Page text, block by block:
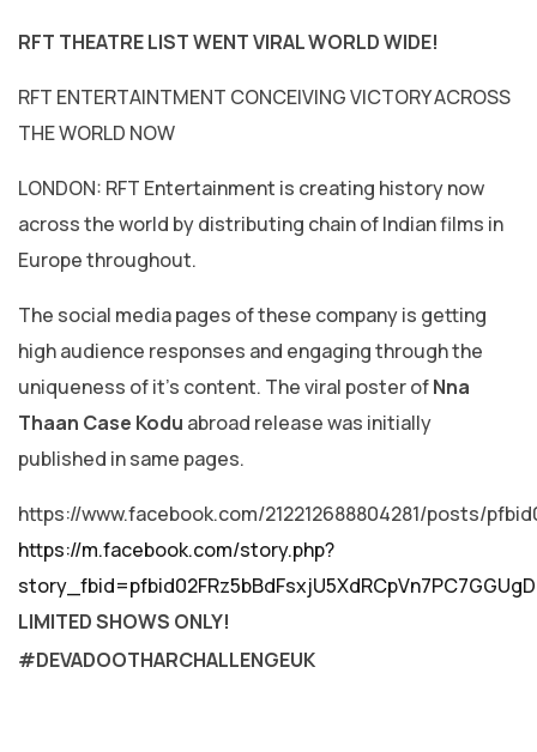
RFT THEATRE LIST WENT VIRAL WORLD WIDE!
RFT ENTERTAINTMENT CONCEIVING VICTORY ACROSS
THE WORLD NOW
LONDON: RFT Entertainment is creating history now
across the world by distributing chain of Indian films in
Europe throughout.
The social media pages of these company is getting
high audience responses and engaging through the
uniqueness of it’s content. The viral poster ofNna
Thaan Case Kodu abroad release was initially
published in same pages.
https://www.facebook.com/212212688804281/posts/
https://m.facebook.com/story.php?
LIMITED SHOWS ONLY!
#DEVADOOTHARCHALLENGEUK